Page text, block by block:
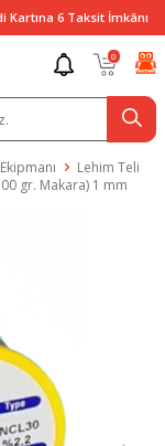
6 Taksit İmkânı
0
Lehim Teli
gr. Makara) 1 mm